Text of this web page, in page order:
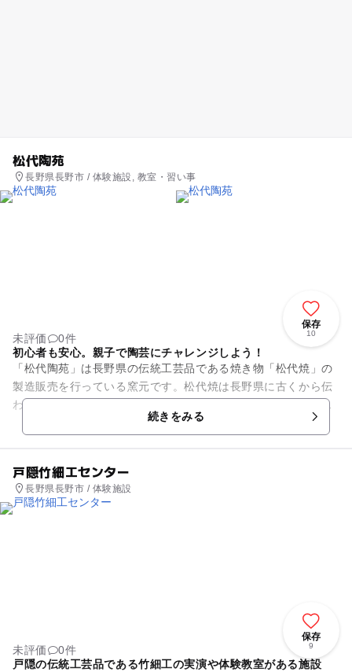
松代陶苑
長野県長野市 / 体験施設, 教室・習い事
保存
10
未評価
0件
初心者も安心。親子で陶芸にチャレンジしよう！
「松代陶苑」は長野県の伝統工芸品である焼き物「松代焼」の
製造販売を行っている窯元です。松代焼は長野県に古くから伝
わる陶器で青地に緑の流れがある色合いが特徴的です。売店で
はお皿やお茶碗などの陶芸品...続きをみる
戸隠竹細工センター
長野県長野市 / 体験施設
保存
9
未評価
0件
戸隠の伝統工芸品である竹細工の実演や体験教室がある施設